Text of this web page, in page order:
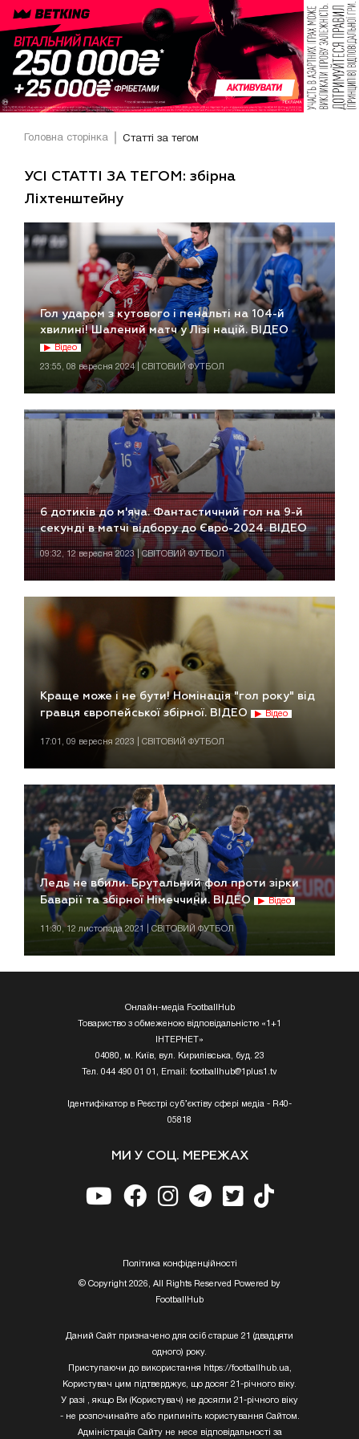
Головна сторінка Статті за тегом
УСІ СТАТТІ ЗА ТЕГОМ: збірна
Ліхтенштейну
Гол ударом з кутового і пенальті на 104-й
хвилині! Шалений матч у Лізі націй. ВІДЕО
Відео
23:55, 08 вересня 2024 | СВІТОВИЙ ФУТБОЛ
6 дотиків до м'яча. Фантастичний гол на 9-й
секунді в матчі відбору до Євро-2024. ВІДЕО
09:32, 12 вересня 2023 | СВІТОВИЙ ФУТБОЛ
Краще може і не бути! Номінація "гол року" від
гравця європейської збірної. ВІДЕО
Відео
17:01, 09 вересня 2023 | СВІТОВИЙ ФУТБОЛ
Ледь не вбили. Брутальний фол проти зірки
Баварії та збірної Німеччини. ВІДЕО
Відео
11:30, 12 листопада 2021 | СВІТОВИЙ ФУТБОЛ
Онлайн-медіа FootballHub
Товариство з обмеженою відповідальністю «1+1
ІНТЕРНЕТ»
04080, м. Київ, вул. Кирилівська, буд. 23
Тел. 044 490 01 01, Email: footballhub@1plus1.tv
Ідентифікатор в Реєстрі суб’єктіву сфері медіа - R40-
05818
МИ У СОЦ. МЕРЕЖАХ
Полiтика конфiденцiйностi
© Copyright 2026, All Rights Reserved Powered by
FootballHub
Даний Сайт призначено для осіб старше 21 (двадцяти
одного) року.
Приступаючи до використання https://footballhub.ua,
Користувач цим підтверджує, що досяг 21-річного віку.
У разі , якщо Ви (Користувач) не досягли 21-річного віку
- не розпочинайте або припиніть користування Сайтом.
Адміністрація Сайту не несе відповідальності за